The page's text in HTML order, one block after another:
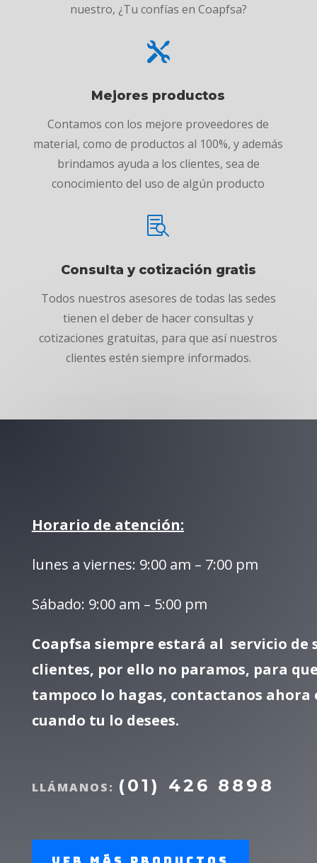
nuestro, ¿Tu confías en Coapfsa?

Mejores productos
Contamos con los mejore proveedores de
material, como de productos al 100%, y además
brindamos ayuda a los clientes, sea de
conocimiento del uso de algún producto

Consulta y cotización gratis
Todos nuestros asesores de todas las sedes
tienen el deber de hacer consultas y
cotizaciones gratuitas, para que así nuestros
clientes estén siempre informados.
Horario de atención:
lunes a viernes: 9:00 am – 7:00 pm
Sábado: 9:00 am – 5:00 pm
Coapfsa siempre estará al servicio de
clientes, por ello no paramos, para
tampoco lo hagas, contactanos ahora
cuando tu lo desees.
LLÁMANOS: (01) 426 8898